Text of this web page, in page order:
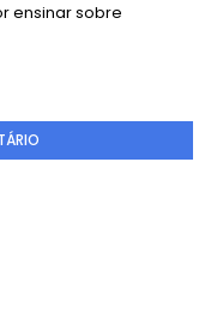
ensinar sobre